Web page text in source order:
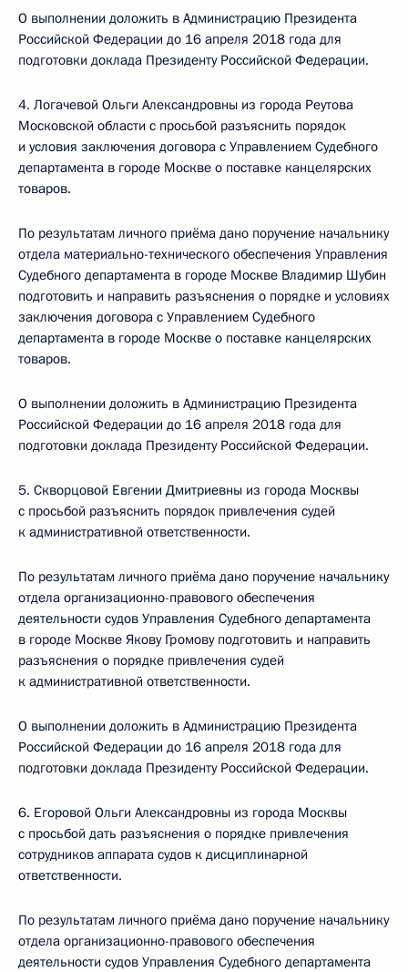
О выполнении доложить в Администрацию Президента
Российской Федерации до 16 апреля 2018 года для
подготовки доклада Президенту Российской Федерации.
4. Логачевой Ольги Александровны из города Реутова
Московской области с просьбой разъяснить порядок
и условия заключения договора с Управлением Судебного
департамента в городе Москве о поставке канцелярских
товаров.
По результатам личного приёма дано поручение начальнику
отдела материально-технического обеспечения Управления
Судебного департамента в городе Москве Владимир Шубин
подготовить и направить разъяснения о порядке и условиях
заключения договора с Управлением Судебного
департамента в городе Москве о поставке канцелярских
товаров.
О выполнении доложить в Администрацию Президента
Российской Федерации до 16 апреля 2018 года для
подготовки доклада Президенту Российской Федерации.
5. Скворцовой Евгении Дмитриевны из города Москвы
с просьбой разъяснить порядок привлечения судей
к административной ответственности.
По результатам личного приёма дано поручение начальнику
отдела организационно-правового обеспечения
деятельности судов Управления Судебного департамента
в городе Москве Якову Громову подготовить и направить
разъяснения о порядке привлечения судей
к административной ответственности.
О выполнении доложить в Администрацию Президента
Российской Федерации до 16 апреля 2018 года для
подготовки доклада Президенту Российской Федерации.
6. Егоровой Ольги Александровны из города Москвы
с просьбой дать разъяснения о порядке привлечения
сотрудников аппарата судов к дисциплинарной
ответственности.
По результатам личного приёма дано поручение начальнику
отдела организационно-правового обеспечения
деятельности судов Управления Судебного департамента